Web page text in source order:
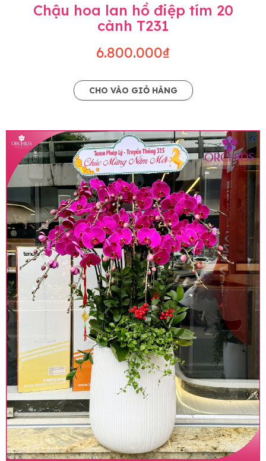
Chậu hoa lan hồ điệp tím 20
cành T231
6.800.000₫
CHO VÀO GIỎ HÀNG